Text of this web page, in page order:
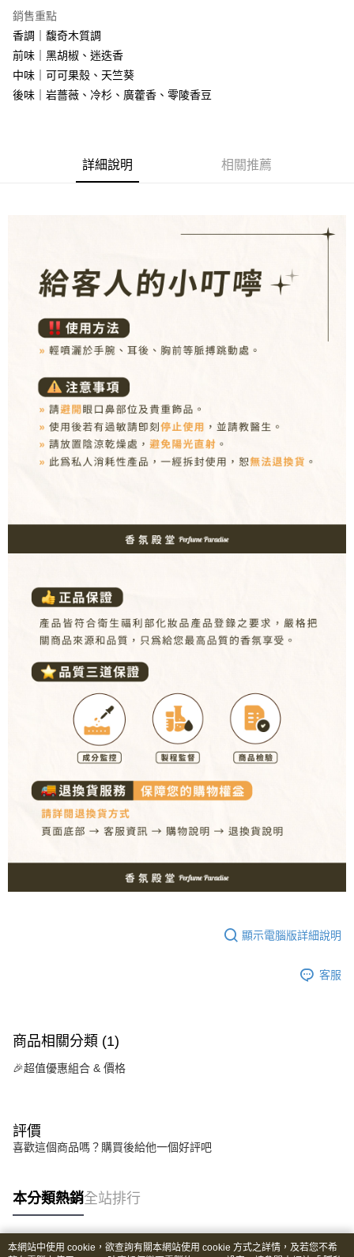
台灣樂天信用卡公司
相關說明
【關於「AFTEE先享後付」】
AFTEE先享後付是「在收到商品之後才付款」的支付方式。 讓您購物簡單
便利好安心！
１．簡單：不需註冊會員、不需綁卡、不需儲值。
２．便利：只要手機號碼，簡訊認證，即可結帳。
結帳頁面，進行簡訊認證並確認金額後，即可完成結帳。
２．訂單成立數日內，您將收到繳費通知簡訊。
※ 請注意：結帳手續完成當下不需立刻繳費，但若您需要取消訂單，請聯絡
購買商品的店家。未經商家同意取消之訂單仍視為有效，需透過AFTEE先享
※ 交易是否成功請以「AFTEE先享後付 」之結帳頁面顯示為準，若有關於
是否繳費成功／繳費後需取消欲退款等相關疑問，請聯繫「AFTEE先享後付
客戶支援中心」https://netprotections.freshdesk.com/support/home
【注意事項】
１．透過由恩沛科技股份有限公司提供之「AFTEE先享後付」服務完成之交
易，需依本服務之必要範圍內提供個人資料，並將交易相關給付款項請求債
２．關於個人資料處理事宜，請瀏覽以下網址：
https://aftee.tw/terms/#terms3
３．未成年的使用者請事先徵得法定代理人或監護人之同意方可使用
「AFTEE先享後付」，若未經同意申辦者引起之損失，本公司不負相關責
４．使用「AFTEE先享後付」時，將依據個別帳號之用戶狀況，依本公司即
時審查核予不同之上限額度；若仍有額度不足之情形，本公司將視審查結果
ATM付款
運送方式
付款後全家取貨
付款後7-11取貨
每筆NT$80，滿NT$1,000(含以上)免運費
新瑞宅配
每筆NT$90，滿NT$1,000(含以上)免運費
每筆NT$90，滿NT$1,000(含以上)免運費
銷售重點
香調｜馥奇木質調
前味｜黑胡椒、迷迭香
中味｜可可果殼、天竺葵
後味｜岩薔薇、冷杉、廣藿香、零陵香豆
詳細說明 相關推薦
顯示電腦版詳細說明
客服
商品相關分類 (1)
🎉超值優惠組合 & 價格
評價
喜歡這個商品嗎？購買後給他一個好評吧
本分類熱銷全站排行
本網站中使用 cookie，欲查詢有關本網站使用 cookie 方式之詳情，及若您不希